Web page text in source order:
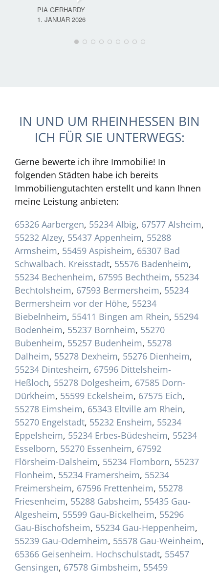
PIA GERHARDY
1. JANUAR 2026
IN UND UM RHEINHESSEN BIN
ICH FÜR SIE UNTERWEGS:
Gerne bewerte ich ihre Immobilie! In
folgenden Städten habe ich bereits
Immobiliengutachten erstellt und kann Ihnen
meine Leistung anbieten:
65326 Aarbergen, 55234 Albig, 67577 Alsheim,
55232 Alzey, 55437 Appenheim, 55288
Armsheim, 55459 Aspisheim, 65307 Bad
Schwalbach. Kreisstadt, 55576 Badenheim,
55234 Bechenheim, 67595 Bechtheim, 55234
Bechtolsheim, 67593 Bermersheim, 55234
Bermersheim vor der Höhe, 55234
Biebelnheim, 55411 Bingen am Rhein, 55294
Bodenheim, 55237 Bornheim, 55270
Bubenheim, 55257 Budenheim, 55278
Dalheim, 55278 Dexheim, 55276 Dienheim,
55234 Dintesheim, 67596 Dittelsheim-
Heßloch, 55278 Dolgesheim, 67585 Dorn-
Dürkheim, 55599 Eckelsheim, 67575 Eich,
55278 Eimsheim, 65343 Eltville am Rhein,
55270 Engelstadt, 55232 Ensheim, 55234
Eppelsheim, 55234 Erbes-Büdesheim, 55234
Esselborn, 55270 Essenheim, 67592
Flörsheim-Dalsheim, 55234 Flomborn, 55237
Flonheim, 55234 Framersheim, 55234
Freimersheim, 67596 Frettenheim, 55278
Friesenheim, 55288 Gabsheim, 55435 Gau-
Algesheim, 55599 Gau-Bickelheim, 55296
Gau-Bischofsheim, 55234 Gau-Heppenheim,
55239 Gau-Odernheim, 55578 Gau-Weinheim,
65366 Geisenheim. Hochschulstadt, 55457
Gensingen, 67578 Gimbsheim, 55459